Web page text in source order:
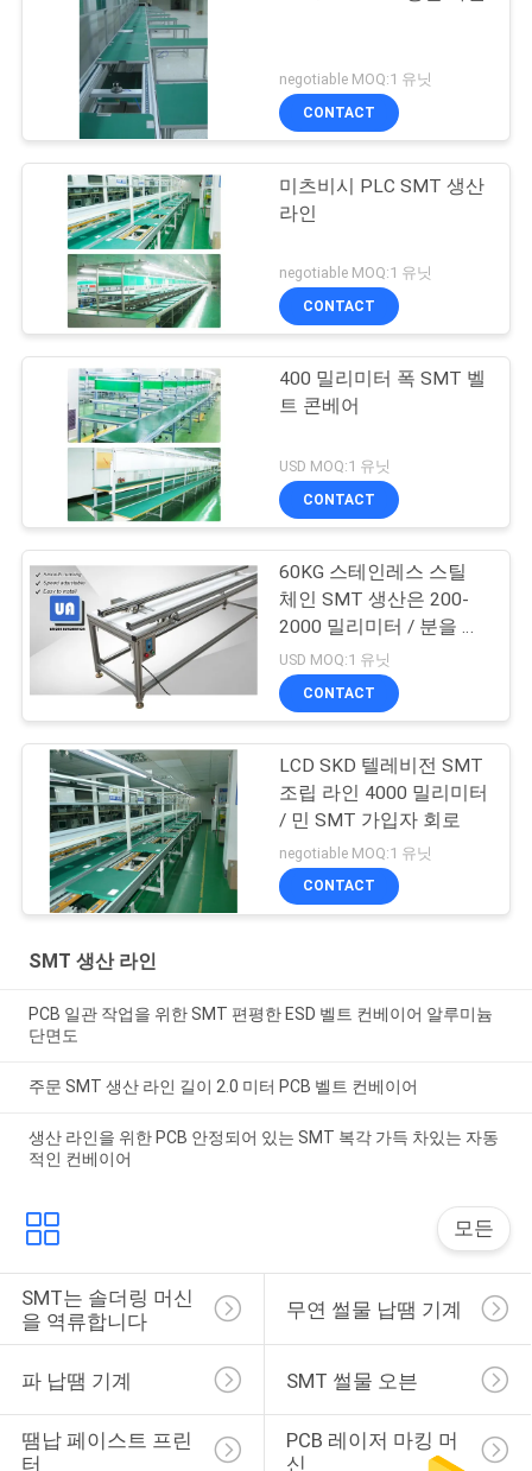
negotiable MOQ:1 유닛
CONTACT
미츠비시 PLC SMT 생산
라인
negotiable MOQ:1 유닛
CONTACT
400 밀리미터 폭 SMT 벨
트 콘베어
USD MOQ:1 유닛
CONTACT
60KG 스테인레스 스틸
체인 SMT 생산은 200-
2000 밀리미터 / 분을 정
렬시킵니다
USD MOQ:1 유닛
CONTACT
LCD SKD 텔레비전 SMT
조립 라인 4000 밀리미터
/ 민 SMT 가입자 회로
negotiable MOQ:1 유닛
CONTACT
SMT 생산 라인
PCB 일관 작업을 위한 SMT 편평한 ESD 벨트 컨베이어 알루미늄
단면도
주문 SMT 생산 라인 길이 2.0 미터 PCB 벨트 컨베이어
생산 라인을 위한 PCB 안정되어 있는 SMT 복각 가득 차있는 자동
적인 컨베이어
모든
SMT는 솔더링 머신
을 역류합니다
무연 썰물 납땜 기계
파 납땜 기계 SMT 썰물 오븐
땜납 페이스트 프린
터
PCB 레이저 마킹 머
신